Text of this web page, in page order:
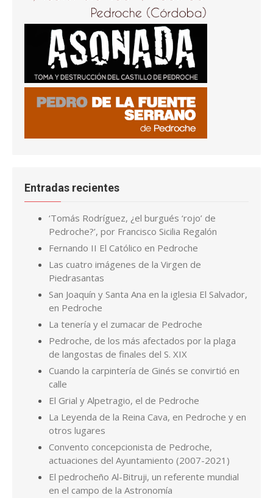
Entradas recientes
‘Tomás Rodríguez, ¿el burgués ‘rojo’ de
Pedroche?’, por Francisco Sicilia Regalón
Fernando II El Católico en Pedroche
Las cuatro imágenes de la Virgen de
Piedrasantas
San Joaquín y Santa Ana en la iglesia El Salvador,
en Pedroche
La tenería y el zumacar de Pedroche
Pedroche, de los más afectados por la plaga
de langostas de finales del S. XIX
Cuando la carpintería de Ginés se convirtió en
calle
El Grial y Alpetragio, el de Pedroche
La Leyenda de la Reina Cava, en Pedroche y en
otros lugares
Convento concepcionista de Pedroche,
actuaciones del Ayuntamiento (2007-2021)
El pedrocheño Al-Bitruji, un referente mundial
en el campo de la Astronomía